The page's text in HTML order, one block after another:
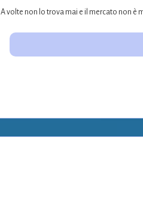
A volte non lo trova mai e il mercato non è